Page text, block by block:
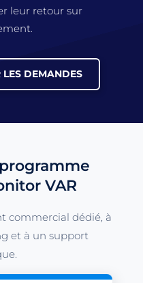
leur retour sur
DEMANDES
VAR
commercial dédié, à
et à un support